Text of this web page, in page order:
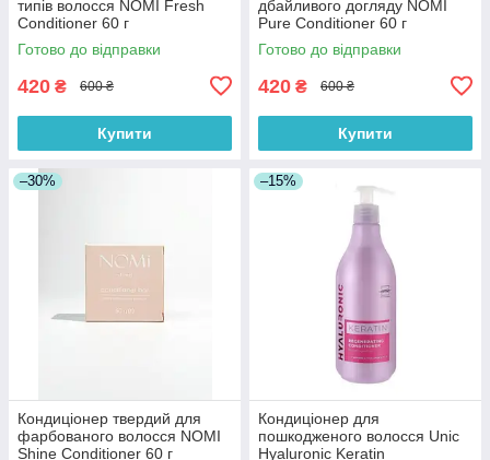
типів волосся NOMI Fresh
Conditioner 60 г
Готово до відправки
420 ₴ 600 ₴
Купити
дбайливого догляду NOMI
Pure Conditioner 60 г
Готово до відправки
420 ₴ 600 ₴
Купити
–30%
Кондиціонер твердий для
фарбованого волосся NOMI
Shine Conditioner 60 г
–15%
Кондиціонер для
пошкодженого волосся Unic
Hyaluronic Keratin